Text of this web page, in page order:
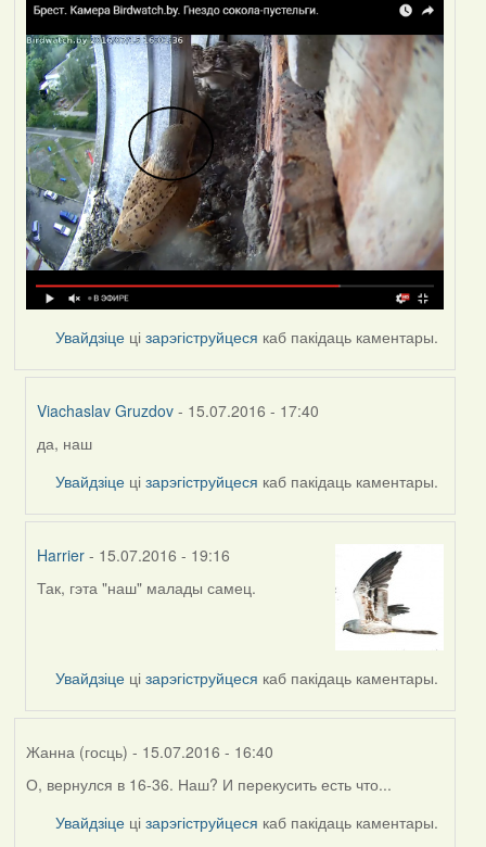
Увайдзіце цізарэгіструйцеся каб пакідаць каментары.
Viachaslav Gruzdov - 15.07.2016 - 17:40
In
reply
by
да, наш
Увайдзіце цізарэгіструйцеся каб пакідаць каментары.
Harrier - 15.07.2016 - 19:16
In
VoV
Так, гэта "наш" малады самец.
Увайдзіце цізарэгіструйцеся каб пакідаць каментары.
Жанна (госць) - 15.07.2016 - 16:40
О, вернулся в 16-36. Наш? И перекусить есть что...
Увайдзіце цізарэгіструйцеся каб пакідаць каментары.